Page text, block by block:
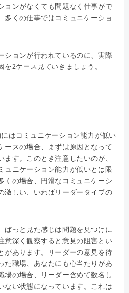
ョンがなくても問題なく仕事がで
多くの仕事ではコミュニケーショ
ションが行われているのに、実際
を2ケース見ていきましょう。
はコミュニケーション能力が低い
ースの場合、まずは原因となって
ます。このとき注意したいのが、
ュニケーション能力が低いとは限
くの場合、円滑なコミュニケーシ
激しい、いわばリーダータイプの
ぱっと見た感じは問題を見つけに
意深く観察すると意見の阻害とい
があります。リーダーの意見を待
た職場、あなたにも心当たりがあ
場の場合、リーダー含めて数名し
ない状態になっています。これは